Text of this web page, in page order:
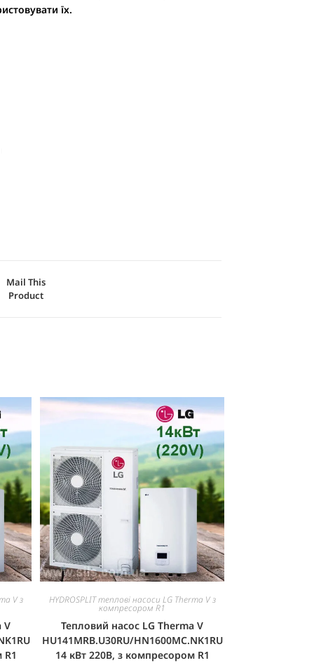
їх.
Mail This
Product
V з
V
HYDROSPLIT теплові насоси LG Therma V з
компресором R1
Тепловий насос LG Therma V
HU141MRB.U30RU/HN1600MC.NK1RU
14 кВт 220В, з компресором R1